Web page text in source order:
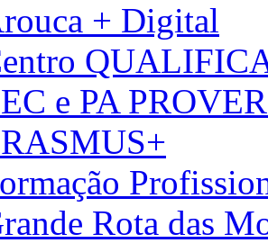
+ Digital
e PA
Rota das